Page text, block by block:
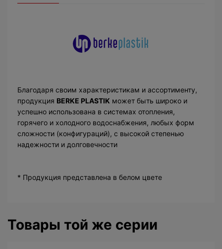
Благодаря своим характеристикам и ассортименту,
продукция BERKE PLASTIK может быть широко и
успешно использована в системах отопления,
горячего и холодного водоснабжения, любых форм
сложности (конфигураций), с высокой степенью
надежности и долговечности
* Продукция представлена в белом цвете
Товары той же серии